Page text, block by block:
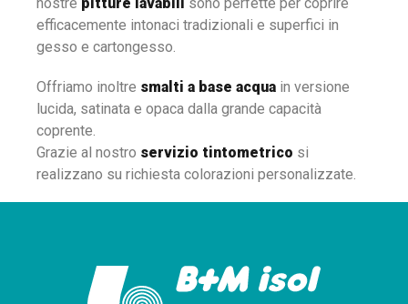
nostre pitture lavabili sono perfette per coprire
efficacemente intonaci tradizionali e superfici in
gesso e cartongesso.
Offriamo inoltre smalti a base acqua in versione
lucida, satinata e opaca dalla grande capacità
coprente.
Grazie al nostro servizio tintometrico si
realizzano su richiesta colorazioni personalizzate.